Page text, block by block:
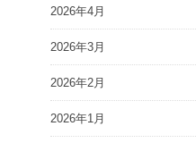
2026年4月
2026年3月
2026年2月
2026年1月